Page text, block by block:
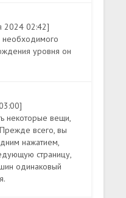
2024 02:42]
необходимого
уровня он
некоторые вещи,
всего, вы
нажатием,
страницу,
одинаковый